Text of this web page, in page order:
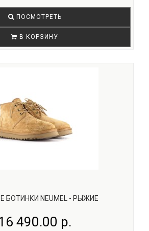
ПОСМОТРЕТЬ
В КОРЗИНУ
БОТИНКИ NEUMEL - РЫЖИЕ
490.00 р.